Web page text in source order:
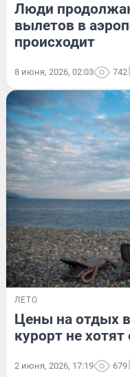
Люди
вылетов в
происходит
8 июня, 2026, 02:03 742
ЛЕТО
Цены на отдых
курорт не хотят
2 июня, 2026, 17:19 679